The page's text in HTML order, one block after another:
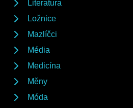
Literatura
Ložnice
Mazlíčci
Média
Medicína
Měny
Móda